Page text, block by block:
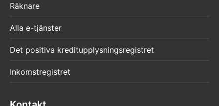
Räknare
Alla e-tjänster
Det positiva kreditupplysningsregistret
Inkomstregistret